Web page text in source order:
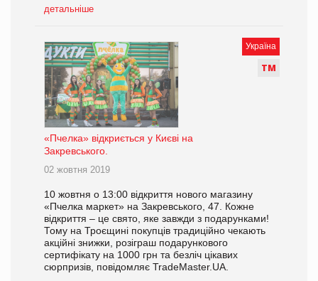
детальніше
Україна
ТМ
«Пчелка» відкриється у Києві на
Закревського.
02 жовтня 2019
10 жовтня о 13:00 відкриття нового магазину
«Пчелка маркет» на Закревського, 47. Кожне
відкриття – це свято, яке завжди з подарунками!
Тому на Троєщині покупців традиційно чекають
акційні знижки, розіграш подарункового
сертифікату на 1000 грн та безліч цікавих
сюрпризів, повідомляє TradeMaster.UA.